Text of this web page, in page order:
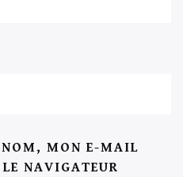
NOM, MON E-MAIL
NAVIGATEUR